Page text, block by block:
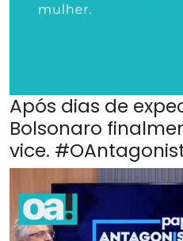
Após dias de
Bolsonaro
vice.